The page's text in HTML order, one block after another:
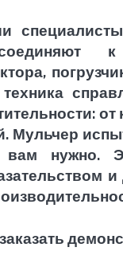
Мульчер
вам нужно.